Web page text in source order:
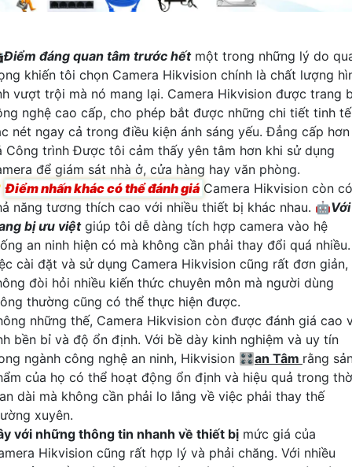
Điểm đáng quan tâm trước hếtmột trong những lý do
khiến tôi chọn Camera Hikvision chính là chất lượng
vượt trội mà nó mang lại. Camera Hikvision được trang
nghệ cao cấp, cho phép bắt được những chi tiết tinh
nét ngay cả trong điều kiện ánh sáng yếu. Đẳng cấp hơn
Công trình Được tôi cảm thấy yên tâm hơn khi sử dụng
để giám sát nhà ở, cửa hàng hay văn phòng.
Điểm nhấn khác có thể đánh giá Camera Hikvision còn có
năng tương thích cao với nhiều thiết bị khác nhau. 🤖️Với
bị ưu việtgiúp tôi dễ dàng tích hợp camera vào hệ
an ninh hiện có mà không cần phải thay đổi quá nhiều.
cài đặt và sử dụng Camera Hikvision cũng rất đơn giản,
đòi hỏi nhiều kiến thức chuyên môn mà người dùng
thường cũng có thể thực hiện được.
những thế, Camera Hikvision còn được đánh giá cao
bền bỉ và độ ổn định. Với bề dày kinh nghiệm và uy tín
ngành công nghệ an ninh, Hikvision 🎛an Tâm rằng
của họ có thể hoạt động ổn định và hiệu quả trong
dài mà không cần phải lo lắng về việc phải thay thế
xuyên.
với những thông tin nhanh về thiết bị mức giá của
Hikvision cũng rất hợp lý và phải chăng. Với nhiều